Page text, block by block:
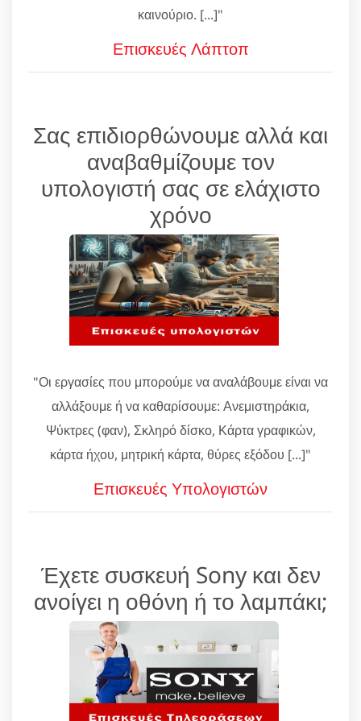
καινούριο. [...]"
Επισκευές Λάπτοπ
Σας επιδιορθώνουμε αλλά και
αναβαθμίζουμε τον
υπολογιστή σας σε ελάχιστο
χρόνο
"Οι εργασίες που μπορούμε να αναλάβουμε είναι να
αλλάξουμε ή να καθαρίσουμε: Ανεμιστηράκια,
Ψύκτρες (φαν), Σκληρό δίσκο, Κάρτα γραφικών,
κάρτα ήχου, μητρική κάρτα, θύρες εξόδου [...]"
Επισκευές Υπολογιστών
Έχετε συσκευή Sony και δεν
ανοίγει η οθόνη ή το λαμπάκι;